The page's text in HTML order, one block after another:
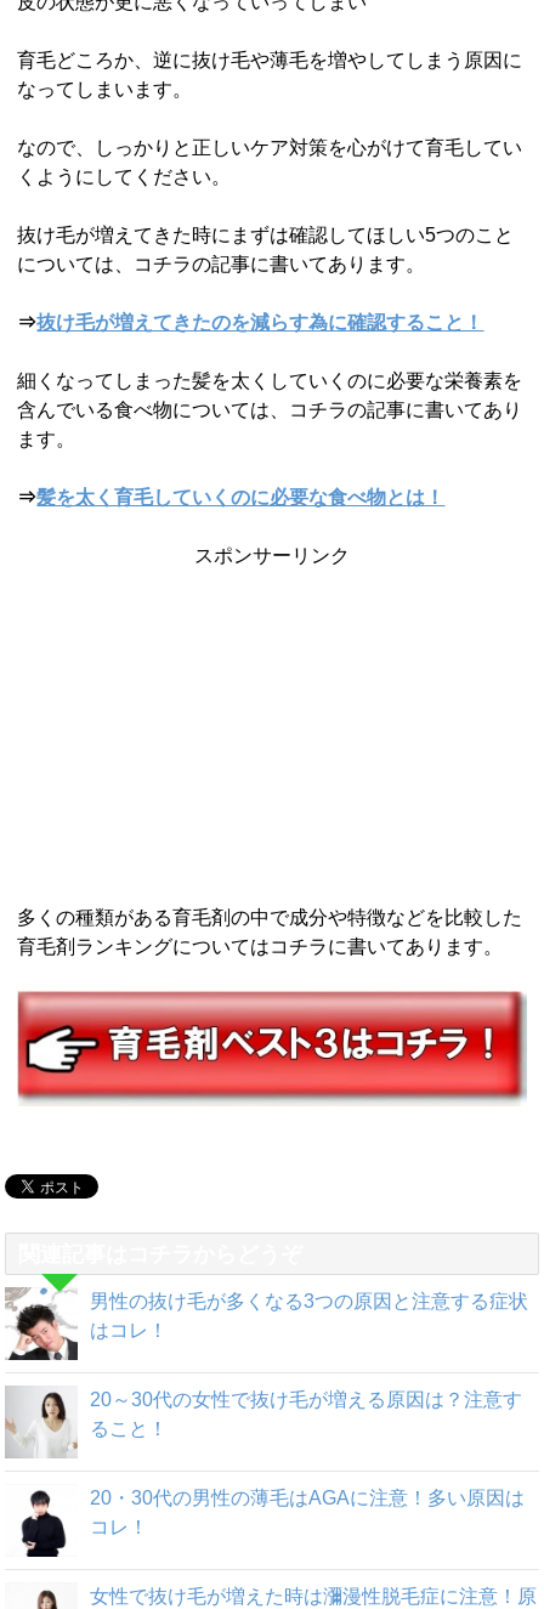
育毛どころか、逆に抜け毛や薄毛を増やしてしまう原因に
なってしまいます。
なので、しっかりと正しいケア対策を心がけて育毛してい
くようにしてください。
抜け毛が増えてきた時にまずは確認してほしい5つのこと
については、コチラの記事に書いてあります。
⇒抜け毛が増えてきたのを減らす為に確認すること！
細くなってしまった髪を太くしていくのに必要な栄養素を
含んでいる食べ物については、コチラの記事に書いてあり
ます。
⇒髪を太く育毛していくのに必要な食べ物とは！
スポンサーリンク
多くの種類がある育毛剤の中で成分や特徴などを比較した
育毛剤ランキングについてはコチラに書いてあります。
男性の抜け毛が多くなる3つの原因と注意する症状
はコレ！
20～30代の女性で抜け毛が増える原因は？注意す
ること！
20・30代の男性の薄毛はAGAに注意！多い原因は
コレ！
女性で抜け毛が増えた時は瀰漫性脱毛症に注意！原